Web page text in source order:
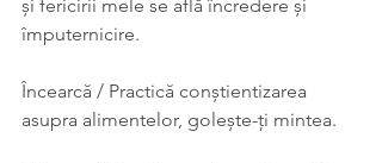
și fericirii mele se află încredere și
împuternicire.
Încearcă / Practică conștientizarea
asupra alimentelor, golește-ți mintea.